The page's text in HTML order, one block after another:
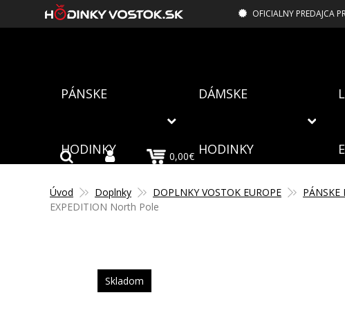
OFICIALNY PREDAJCA
PÁNSKE
HODINKY
DÁMSKE
HODINKY
0,00€
Úvod Doplnky DOPLNKY VOSTOK EUROPE PÁNSKE
EXPEDITION North Pole
Skladom